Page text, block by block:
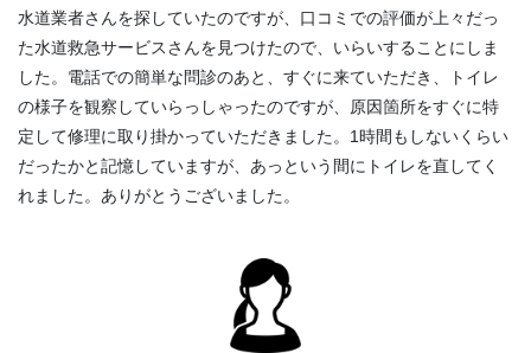
水道業者さんを探していたのですが、口コミでの評価が上々だっ
た水道救急サービスさんを見つけたので、いらいすることにしま
した。電話での簡単な問診のあと、すぐに来ていただき、トイレ
の様子を観察していらっしゃったのですが、原因箇所をすぐに特
定して修理に取り掛かっていただきました。1時間もしないくらい
だったかと記憶していますが、あっという間にトイレを直してく
れました。ありがとうございました。